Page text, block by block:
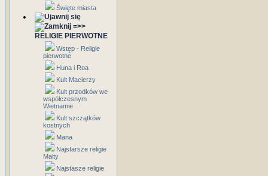
Święte miasta
=>>
RELIGIE PIERWOTNE
Wstęp - Religie
pierwotne
Huna i Roa
Kult Macierzy
Kult przodków we
współczesnym
Wietnamie
Kult szczątków
kostnych
Mana
Najstarsze religie
Malty
Najstasze religie